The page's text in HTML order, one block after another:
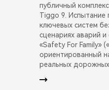
публичный
Tiggo 9. Испытание
ключевых систем
сценариях аварий
«Safety For Family»
ориентированный
реальных дорожных